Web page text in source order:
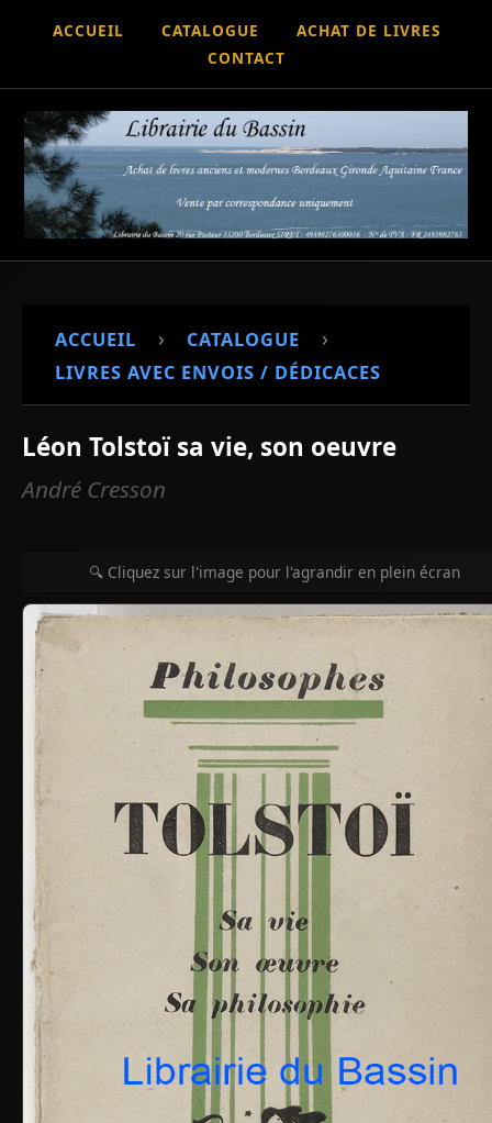
ACCUEIL CATALOGUE
ACHAT DE LIVRES
CONTACT
ACCUEIL › CATALOGUE ›
LIVRES AVEC ENVOIS / DÉDICACES
Léon Tolstoï sa vie, son oeuvre
André Cresson
🔍 Cliquez sur l'image pour l'agrandir en plein écran